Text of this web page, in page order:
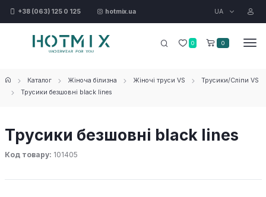
+38 (063) 125 0 125 hotmix.ua UA
0 0
Каталог Жіноча білизна Жіночі труси VS
Трусики/Сліпи VS
Трусики безшовні black lines
Трусики безшовні black lines
Код товару: 101405